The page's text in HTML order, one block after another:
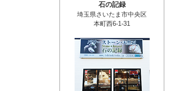
石の記録
埼玉県さいたま市中央区
本町西6-1-31